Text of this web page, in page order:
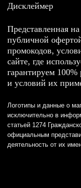
Дисклеймер
Представленная
публичной
промокодов,
сайте, где
гарантируем 100%
и условий их
Логотипы и данные о
исключительно в
статьей 1274
официальным
деятельность от их